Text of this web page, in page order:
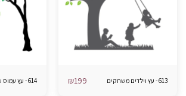
613 - עץ וילדים משחקים ₪199 614 - עץ עמוס עלים